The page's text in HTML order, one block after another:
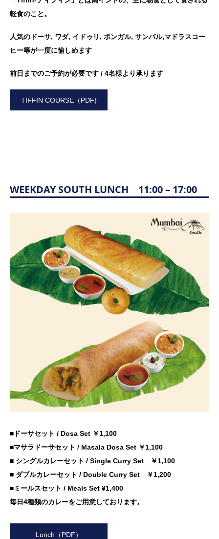
軽食のこと。
人気のドーサ, ワダ, イドゥリ, ポンガル, サンバル,マドラスコー
ヒー等が一度に愉しめます
前日までのご予約が必要です / 4名様より承ります
TIFFIN COURSE（PDF)
WEEKDAY SOUTH LUNCH 11:00 – 17:00
■ドーサセット / Dosa Set ￥1,100
■マサラドーサセット / Masala Dosa Set ￥1,100
■ シングルカレーセット / Single Curry Set ￥1,100
■ ダブルカレーセット / Double Curry Set ￥1,200
■ミールスセット / Meals Set ¥1,400
毎日4種類のカレーをご用意しております。
Lunch（PDF）